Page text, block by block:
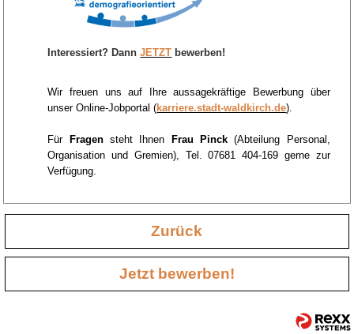
Interessiert? DannJETZT bewerben!
Wir freuen uns auf Ihre aussagekräftige Bewerbung über
unser Online-Jobportal (karriere.stadt-waldkirch.de).
Für Fragensteht Ihnen Frau Pinck(Abteilung Personal,
Organisation und Gremien), Tel. 07681 404-169 gerne zur
Verfügung.
Zurück
Jetzt bewerben!